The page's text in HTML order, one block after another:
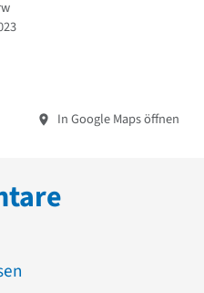
In Google Maps öffnen